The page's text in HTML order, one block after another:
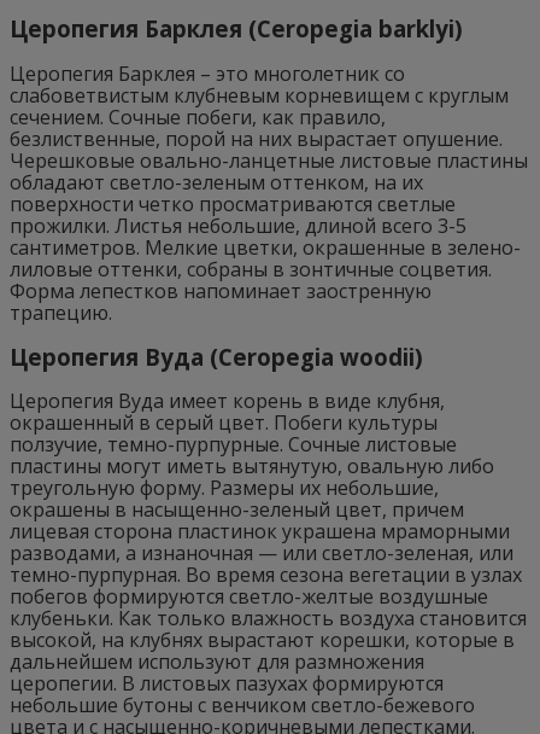
Церопегия Барклея (Ceropegia barklyi)
Церопегия Барклея – это многолетник со
слабоветвистым клубневым корневищем с круглым
сечением. Сочные побеги, как правило,
безлиственные, порой на них вырастает опушение.
Черешковые овально-ланцетные листовые пластины
обладают светло-зеленым оттенком, на их
поверхности четко просматриваются светлые
прожилки. Листья небольшие, длиной всего 3-5
сантиметров. Мелкие цветки, окрашенные в зелено-
лиловые оттенки, собраны в зонтичные соцветия.
Форма лепестков напоминает заостренную
трапецию.
Церопегия Вуда (Ceropegia woodii)
Церопегия Вуда имеет корень в виде клубня,
окрашенный в серый цвет. Побеги культуры
ползучие, темно-пурпурные. Сочные листовые
пластины могут иметь вытянутую, овальную либо
треугольную форму. Размеры их небольшие,
окрашены в насыщенно-зеленый цвет, причем
лицевая сторона пластинок украшена мраморными
разводами, а изнаночная — или светло-зеленая, или
темно-пурпурная. Во время сезона вегетации в узлах
побегов формируются светло-желтые воздушные
клубеньки. Как только влажность воздуха становится
высокой, на клубнях вырастают корешки, которые в
дальнейшем используют для размножения
церопегии. В листовых пазухах формируются
небольшие бутоны с венчиком светло-бежевого
цвета и с насыщенно-коричневыми лепестками.